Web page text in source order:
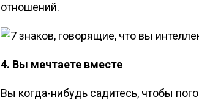
отношений.
4. Вы мечтаете вместе
Вы когда-нибудь садитесь, чтобы